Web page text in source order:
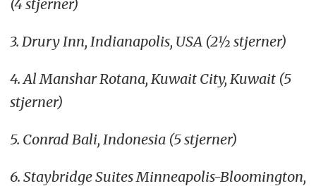
(4 stjerner)
3. Drury Inn, Indianapolis, USA (2½ stjerner)
4. Al Manshar Rotana, Kuwait City, Kuwait (5
stjerner)
5. Conrad Bali, Indonesia (5 stjerner)
6. Staybridge Suites Minneapolis-Bloomington,